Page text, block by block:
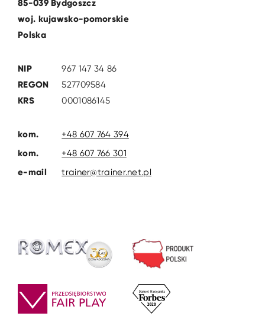
85-039 Bydgoszcz
woj. kujawsko-pomorskie
Polska
NIP
967 147 34 86
REGON
527709584
KRS
0001086145
kom.
+48 607 764 394
kom.
+48 607 766 301
e-mail
trainer@trainer.net.pl